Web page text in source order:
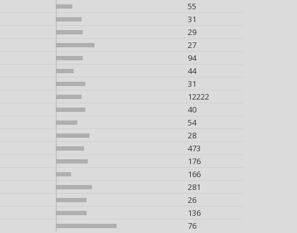
55
31
29
27
94
44
31
12222
40
54
28
473
176
166
281
26
136
76